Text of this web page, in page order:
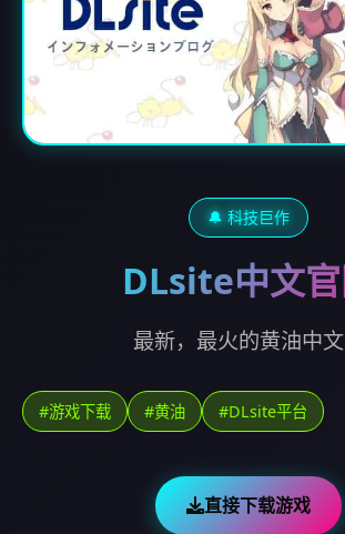
🔔 科技巨作
DLsite中文
最新，最火的黄油中
#游戏下载 #黄油 #DLsite平台
直接下载游戏